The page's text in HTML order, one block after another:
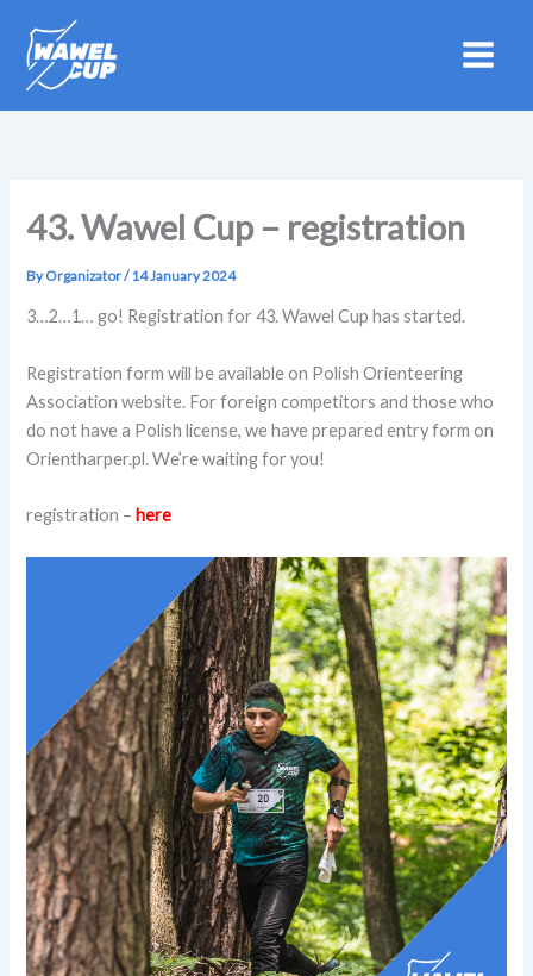
content
43. Wawel Cup – registration
ByOrganizator/14 January 2024
3…2…1… go! Registration for 43. Wawel Cup has started.
Registration form will be available on Polish Orienteering
Association website. For foreign competitors and those who
do not have a Polish license, we have prepared entry form on
Orientharper.pl. We’re waiting for you!
registration –here